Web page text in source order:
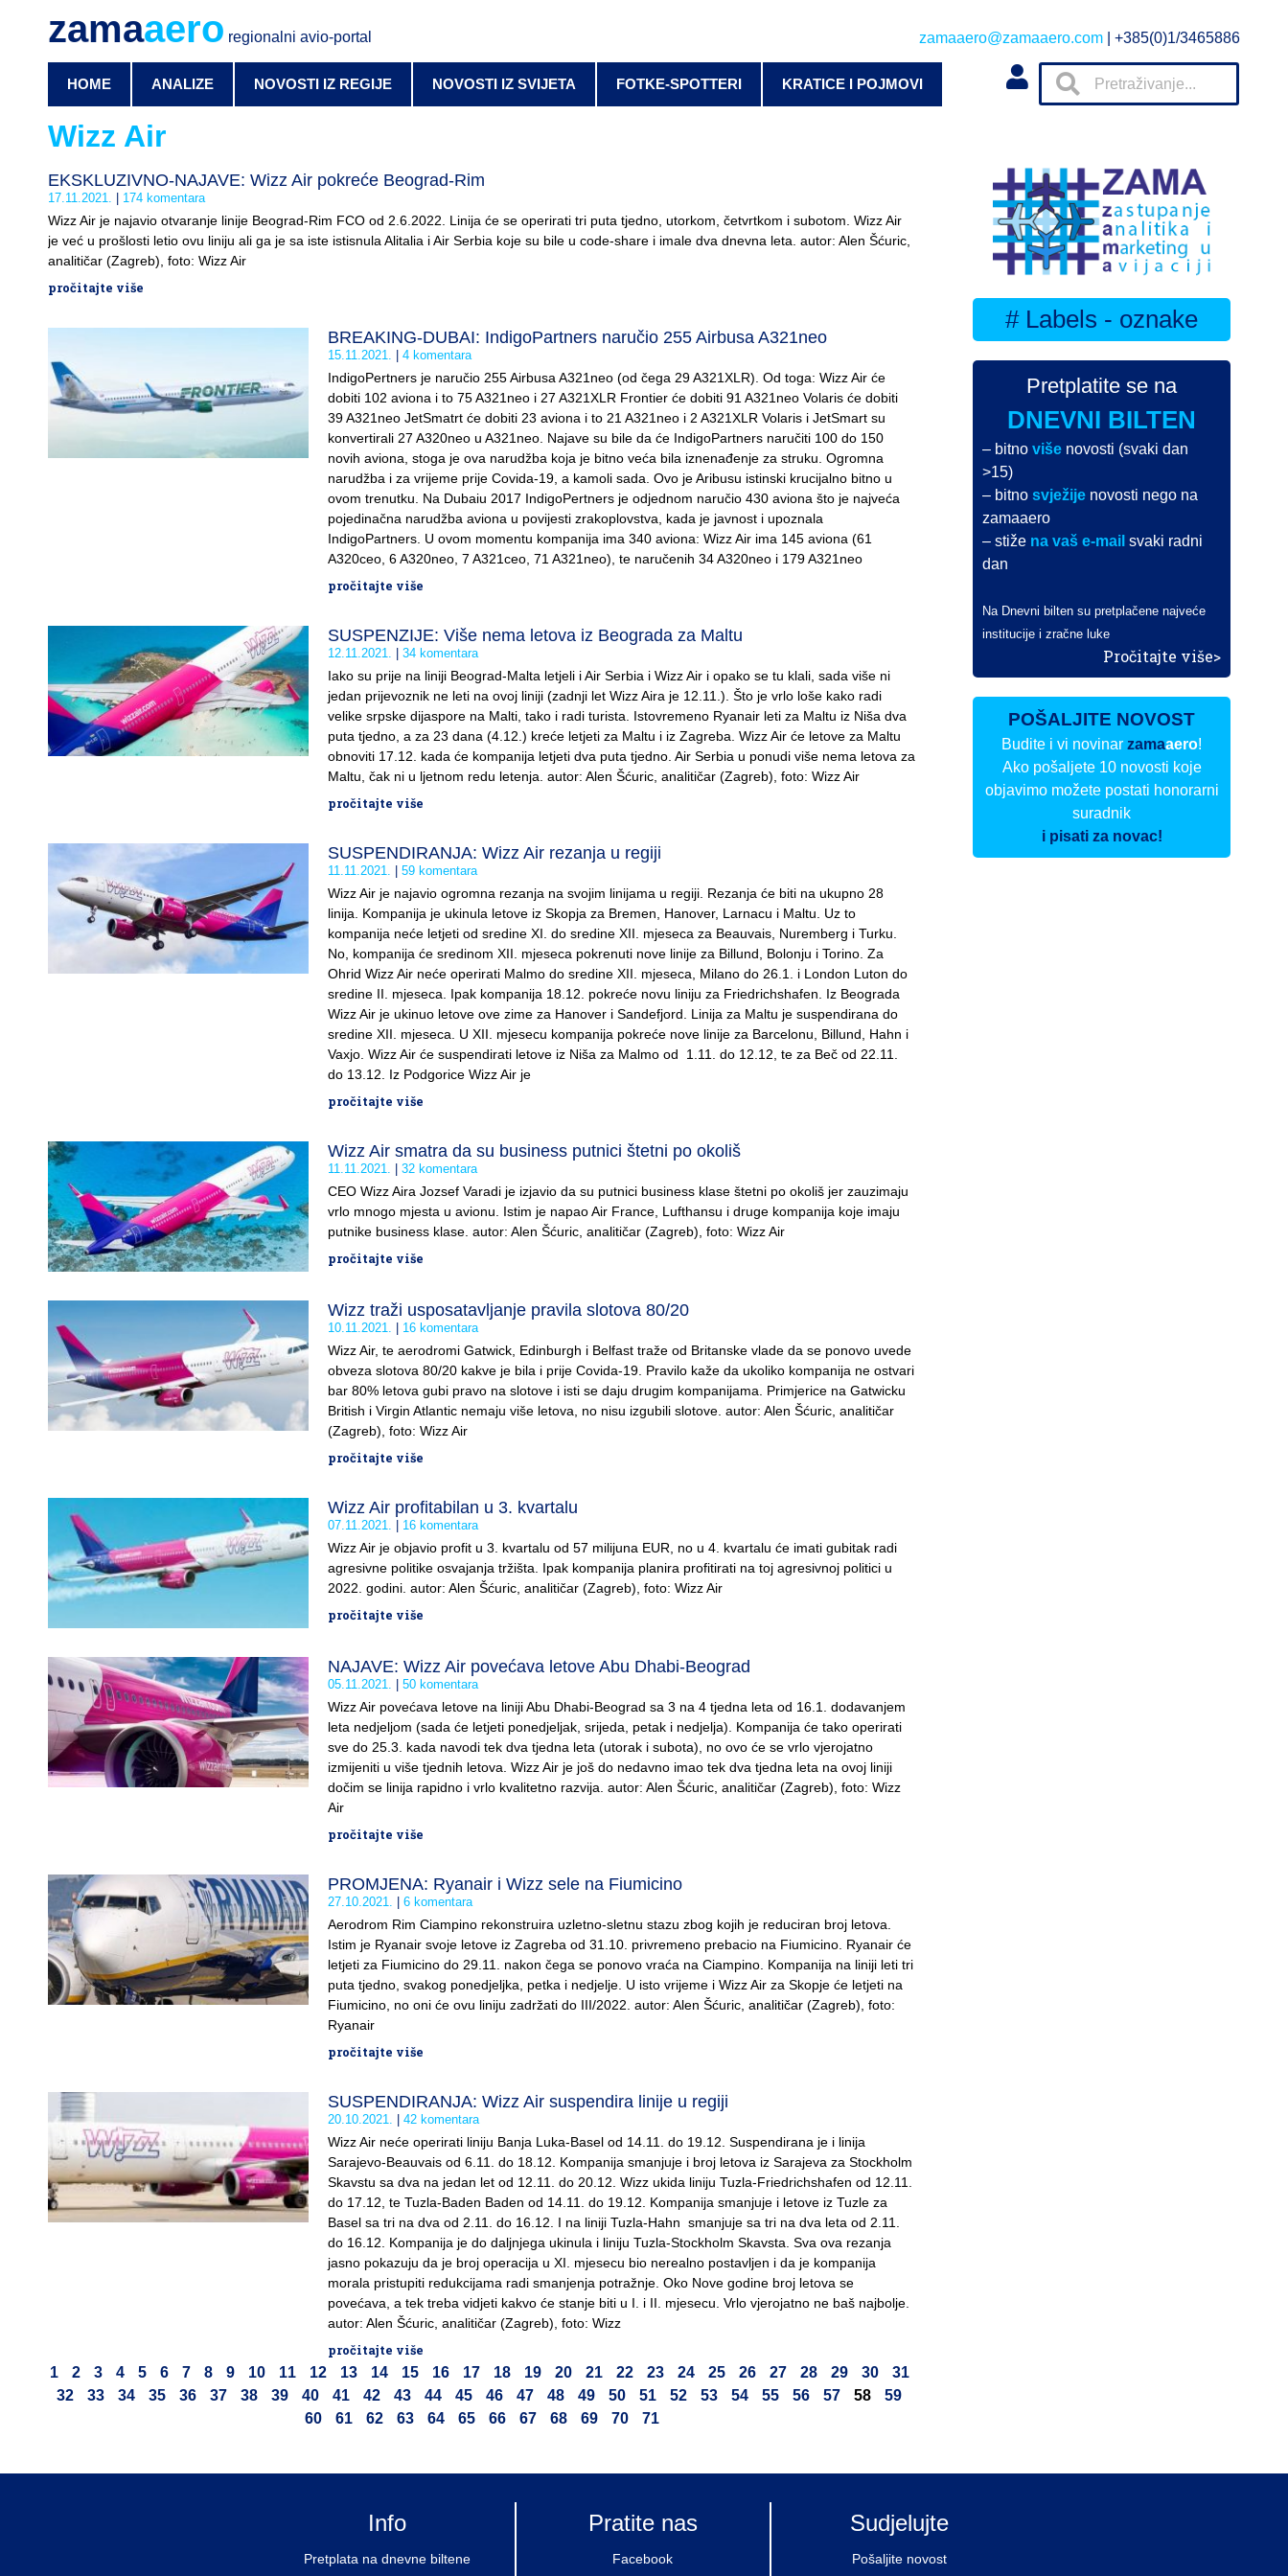
zamaaero regionalni avio-portal zamaaero@zamaaero.com | +385(0)1/3465886
HOME ANALIZE NOVOSTI IZ REGIJE NOVOSTI IZ SVIJETA FOTKE-SPOTTERI KRATICE I POJMOVI
Wizz Air
EKSKLUZIVNO-NAJAVE: Wizz Air pokreće Beograd-Rim
17.11.2021. 174 komentara
Wizz Air je najavio otvaranje linije Beograd-Rim FCO od 2.6.2022. Linija će se operirati tri puta tjedno, utorkom, četvrtkom i subotom. Wizz Air
je već u prošlosti letio ovu liniju ali ga je sa iste istisnula Alitalia i Air Serbia koje su bile u code-share i imale dva dnevna leta. autor: Alen Šćuric,
analitičar (Zagreb), foto: Wizz Air
pročitajte više
BREAKING-DUBAI: IndigoPartners naručio 255 Airbusa A321neo
15.11.2021. 4 komentara
IndigoPertners je naručio 255 Airbusa A321neo (od čega 29 A321XLR). Od toga: Wizz Air će
dobiti 102 aviona i to 75 A321neo i 27 A321XLR Frontier će dobiti 91 A321neo Volaris će dobiti
39 A321neo JetSmatrt će dobiti 23 aviona i to 21 A321neo i 2 A321XLR Volaris i JetSmart su
konvertirali 27 A320neo u A321neo. Najave su bile da će IndigoPartners naručiti 100 do 150
novih aviona, stoga je ova narudžba koja je bitno veća bila iznenađenje za struku. Ogromna
narudžba i za vrijeme prije Covida-19, a kamoli sada. Ovo je Aribusu istinski krucijalno bitno u
ovom trenutku. Na Dubaiu 2017 IndigoPertners je odjednom naručio 430 aviona što je najveća
pojedinačna narudžba aviona u povijesti zrakoplovstva, kada je javnost i upoznala
IndigoPartners. U ovom momentu kompanija ima 340 aviona: Wizz Air ima 145 aviona (61
A320ceo, 6 A320neo, 7 A321ceo, 71 A321neo), te naručenih 34 A320neo i 179 A321neo
pročitajte više
SUSPENZIJE: Više nema letova iz Beograda za Maltu
12.11.2021. 34 komentara
Iako su prije na liniji Beograd-Malta letjeli i Air Serbia i Wizz Air i opako se tu klali, sada više ni
jedan prijevoznik ne leti na ovoj liniji (zadnji let Wizz Aira je 12.11.). Što je vrlo loše kako radi
velike srpske dijaspore na Malti, tako i radi turista. Istovremeno Ryanair leti za Maltu iz Niša dva
puta tjedno, a za 23 dana (4.12.) kreće letjeti za Maltu i iz Zagreba. Wizz Air će letove za Maltu
obnoviti 17.12. kada će kompanija letjeti dva puta tjedno. Air Serbia u ponudi više nema letova za
Maltu, čak ni u ljetnom redu letenja. autor: Alen Šćuric, analitičar (Zagreb), foto: Wizz Air
pročitajte više
SUSPENDIRANJA: Wizz Air rezanja u regiji
11.11.2021. 59 komentara
Wizz Air je najavio ogromna rezanja na svojim linijama u regiji. Rezanja će biti na ukupno 28
linija. Kompanija je ukinula letove iz Skopja za Bremen, Hanover, Larnacu i Maltu. Uz to
kompanija neće letjeti od sredine XI. do sredine XII. mjeseca za Beauvais, Nuremberg i Turku.
No, kompanija će sredinom XII. mjeseca pokrenuti nove linije za Billund, Bolonju i Torino. Za
Ohrid Wizz Air neće operirati Malmo do sredine XII. mjeseca, Milano do 26.1. i London Luton do
sredine II. mjeseca. Ipak kompanija 18.12. pokreće novu liniju za Friedrichshafen. Iz Beograda
Wizz Air je ukinuo letove ove zime za Hanover i Sandefjord. Linija za Maltu je suspendirana do
sredine XII. mjeseca. U XII. mjesecu kompanija pokreće nove linije za Barcelonu, Billund, Hahn i
Vaxjo. Wizz Air će suspendirati letove iz Niša za Malmo od 1.11. do 12.12, te za Beč od 22.11.
do 13.12. Iz Podgorice Wizz Air je
pročitajte više
Wizz Air smatra da su business putnici štetni po okoliš
11.11.2021. 32 komentara
CEO Wizz Aira Jozsef Varadi je izjavio da su putnici business klase štetni po okoliš jer zauzimaju
vrlo mnogo mjesta u avionu. Istim je napao Air France, Lufthansu i druge kompanija koje imaju
putnike business klase. autor: Alen Šćuric, analitičar (Zagreb), foto: Wizz Air
pročitajte više
Wizz traži usposatavljanje pravila slotova 80/20
10.11.2021. 16 komentara
Wizz Air, te aerodromi Gatwick, Edinburgh i Belfast traže od Britanske vlade da se ponovo uvede
obveza slotova 80/20 kakve je bila i prije Covida-19. Pravilo kaže da ukoliko kompanija ne ostvari
bar 80% letova gubi pravo na slotove i isti se daju drugim kompanijama. Primjerice na Gatwicku
British i Virgin Atlantic nemaju više letova, no nisu izgubili slotove. autor: Alen Šćuric, analitičar
(Zagreb), foto: Wizz Air
pročitajte više
Wizz Air profitabilan u 3. kvartalu
07.11.2021. 16 komentara
Wizz Air je objavio profit u 3. kvartalu od 57 milijuna EUR, no u 4. kvartalu će imati gubitak radi
agresivne politike osvajanja tržišta. Ipak kompanija planira profitirati na toj agresivnoj politici u
2022. godini. autor: Alen Šćuric, analitičar (Zagreb), foto: Wizz Air
pročitajte više
NAJAVE: Wizz Air povećava letove Abu Dhabi-Beograd
05.11.2021. 50 komentara
Wizz Air povećava letove na liniji Abu Dhabi-Beograd sa 3 na 4 tjedna leta od 16.1. dodavanjem
leta nedjeljom (sada će letjeti ponedjeljak, srijeda, petak i nedjelja). Kompanija će tako operirati
sve do 25.3. kada navodi tek dva tjedna leta (utorak i subota), no ovo će se vrlo vjerojatno
izmijeniti u više tjednih letova. Wizz Air je još do nedavno imao tek dva tjedna leta na ovoj liniji
dočim se linija rapidno i vrlo kvalitetno razvija. autor: Alen Šćuric, analitičar (Zagreb), foto: Wizz
Air
pročitajte više
PROMJENA: Ryanair i Wizz sele na Fiumicino
27.10.2021. 6 komentara
Aerodrom Rim Ciampino rekonstruira uzletno-sletnu stazu zbog kojih je reduciran broj letova.
Istim je Ryanair svoje letove iz Zagreba od 31.10. privremeno prebacio na Fiumicino. Ryanair će
letjeti za Fiumicino do 29.11. nakon čega se ponovo vraća na Ciampino. Kompanija na liniji leti tri
puta tjedno, svakog ponedjeljka, petka i nedjelje. U isto vrijeme i Wizz Air za Skopje će letjeti na
Fiumicino, no oni će ovu liniju zadržati do III/2022. autor: Alen Šćuric, analitičar (Zagreb), foto:
Ryanair
pročitajte više
SUSPENDIRANJA: Wizz Air suspendira linije u regiji
20.10.2021. 42 komentara
Wizz Air neće operirati liniju Banja Luka-Basel od 14.11. do 19.12. Suspendirana je i linija
Sarajevo-Beauvais od 6.11. do 18.12. Kompanija smanjuje i broj letova iz Sarajeva za Stockholm
Skavstu sa dva na jedan let od 12.11. do 20.12. Wizz ukida liniju Tuzla-Friedrichshafen od 12.11.
do 17.12, te Tuzla-Baden Baden od 14.11. do 19.12. Kompanija smanjuje i letove iz Tuzle za
Basel sa tri na dva od 2.11. do 16.12. I na liniji Tuzla-Hahn smanjuje sa tri na dva leta od 2.11.
do 16.12. Kompanija je do daljnjega ukinula i liniju Tuzla-Stockholm Skavsta. Sva ova rezanja
jasno pokazuju da je broj operacija u XI. mjesecu bio nerealno postavljen i da je kompanija
morala pristupiti redukcijama radi smanjenja potražnje. Oko Nove godine broj letova se
povećava, a tek treba vidjeti kakvo će stanje biti u I. i II. mjesecu. Vrlo vjerojatno ne baš najbolje.
autor: Alen Šćuric, analitičar (Zagreb), foto: Wizz
pročitajte više
1 2 3 4 5 6 7 8 9 10 11 12 13 14 15 16 17 18 19 20 21 22 23 24 25 26 27 28 29 30
31
32
33 34 35 36 37 38 39 40 41 42 43 44 45 46 47 48 49 50 51 52 53 54 55 56 57 58
59
60
61 62 63 64 65 66 67 68 69 70 71
# Labels - oznake
Pretplatite se na
DNEVNI BILTEN
– bitnoviše novosti (svaki dan
>15)
– bitnosvježije novosti nego na
zamaaero
– stiže na vaš e-mail svaki radni
dan
Na Dnevni bilten su pretplačene najveće
institucije i zračne luke
Pročitajte više>
POŠALJITE NOVOST
Budite i vi novinarzamaaero!
Ako pošaljete 10 novosti koje
objavimo možete postati honorarni
suradnik
i pisati za novac!
Info
Pretplata na dnevne biltene
Pratite nas
Facebook
Sudjelujte
Pošaljite novost